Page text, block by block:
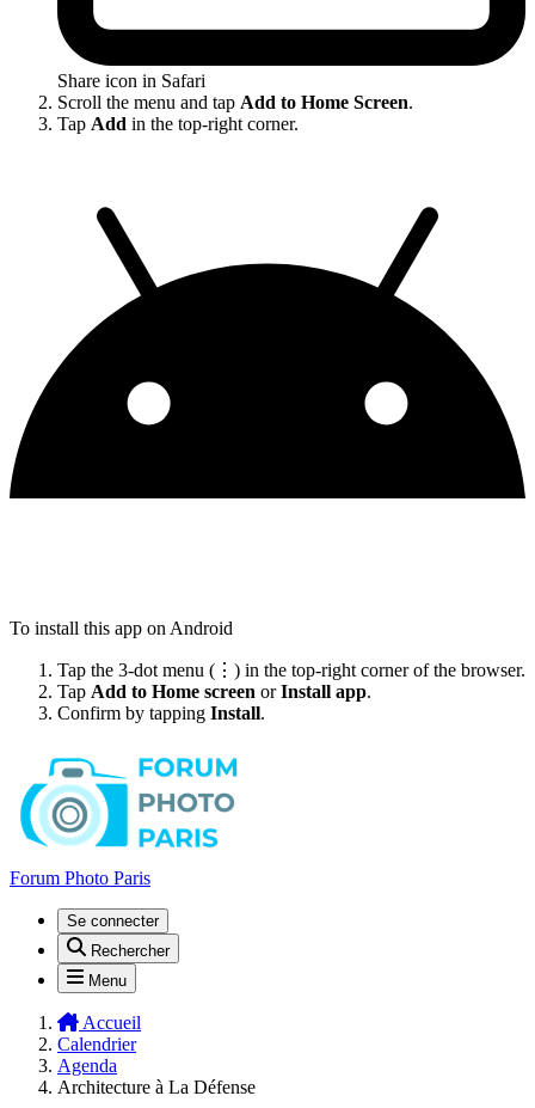
Share icon in Safari
Scroll the menu and tap Add to Home Screen.
Tap Add in the top-right corner.
To install this app on Android
Tap the 3-dot menu (⋮) in the top-right corner of the browser.
Tap Add to Home screen orInstall app.
Confirm by tapping Install.
Forum Photo Paris
Se connecter
Rechercher
Menu
Accueil
Calendrier
Agenda
Architecture à La Défense